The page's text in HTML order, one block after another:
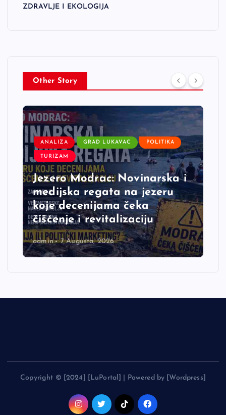
ZDRAVLJE I EKOLOGIJA
Other Story
ANALIZA GRAD LUKAVAC POLITIKA
TURIZAM
Jezero Modrac: Novinarska i
medijska regata na jezeru
koje decenijama čeka
čišćenje i revitalizaciju
admin 7 Augusta, 2026
Copyright © [2024] [LuPortal] | Powered by [Wordpress]